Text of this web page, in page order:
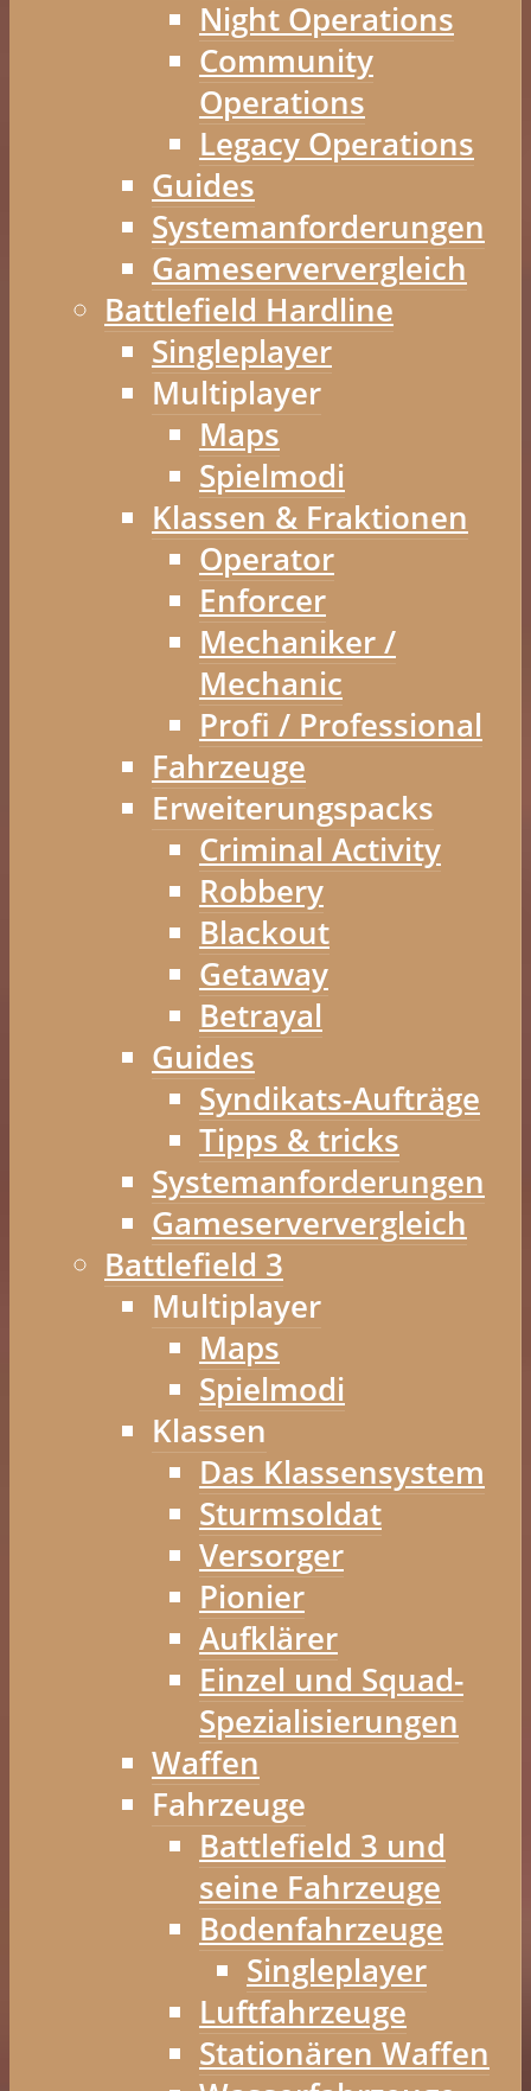
Night Operations
Community
Operations
Legacy Operations
Guides
Systemanforderungen
Gameserververgleich
Battlefield Hardline
Singleplayer
Multiplayer
Maps
Spielmodi
Klassen & Fraktionen
Operator
Enforcer
Mechaniker /
Mechanic
Profi / Professional
Fahrzeuge
Erweiterungspacks
Criminal Activity
Robbery
Blackout
Getaway
Betrayal
Guides
Syndikats-Aufträge
Tipps & tricks
Systemanforderungen
Gameserververgleich
Battlefield 3
Multiplayer
Maps
Spielmodi
Klassen
Das Klassensystem
Sturmsoldat
Versorger
Pionier
Aufklärer
Einzel und Squad-
Spezialisierungen
Waffen
Fahrzeuge
Battlefield 3 und
seine Fahrzeuge
Bodenfahrzeuge
Singleplayer
Luftfahrzeuge
Stationären Waffen